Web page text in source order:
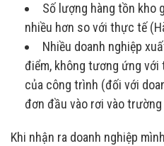
Số lượng hàng tồn kho
nhiều hơn so với thực tế
Nhiều doanh nghiệp
điểm, không tương ứng
của công trình (đối với
đơn đầu vào rơi vào
Khi nhận ra doanh nghiệp